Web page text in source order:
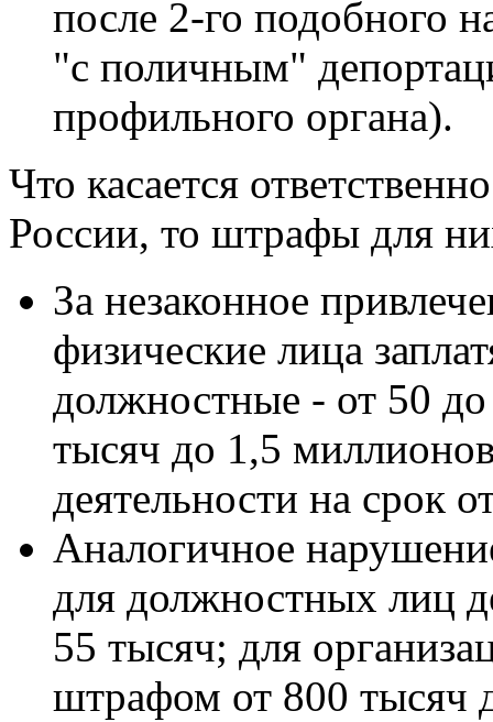
после 2-го подобного
"с поличным"
профильного органа).
Что касается
России, то штрафы для
За незаконное
физические лица
должностные - от 50
тысяч до 1,5
деятельности на срок
Аналогичное
для должностных лиц
55 тысяч; для
штрафом от 800 тысяч